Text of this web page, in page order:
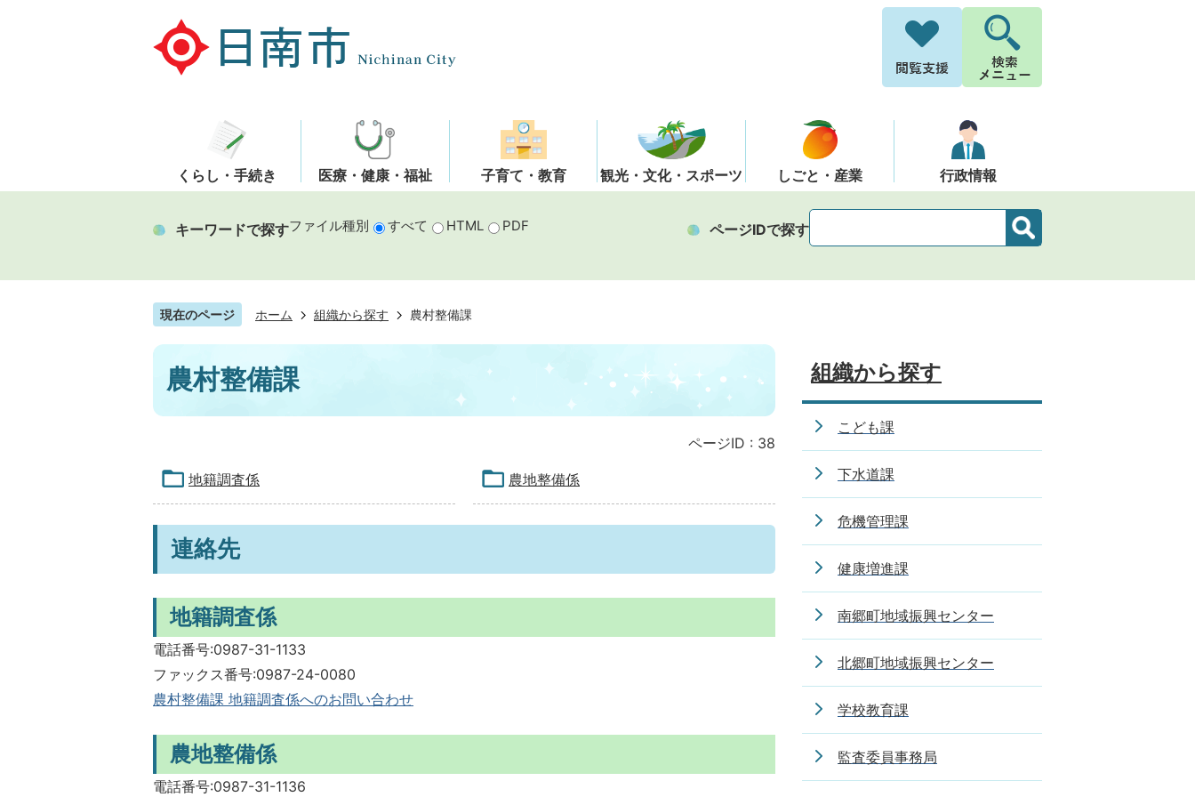
くらし・手続き 医療・健康・福祉 子育て・教育 観光・文化・スポーツ しごと・産業 行政情報
キーワードで探すファイル種別 すべて HTML PDF ページIDで探す
現在のページ ホーム 組織から探す 農村整備課
農村整備課
ページID : 38
地籍調査係 農地整備係
連絡先
地籍調査係
電話番号:0987-31-1133
ファックス番号:0987-24-0080
農村整備課 地籍調査係へのお問い合わせ
農地整備係
電話番号:0987-31-1136
組織から探す
こども課
下水道課
危機管理課
健康増進課
南郷町地域振興センター
北郷町地域振興センター
学校教育課
監査委員事務局